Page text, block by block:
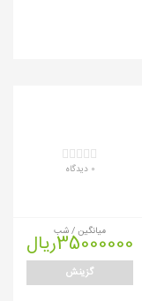
0 دیدگاه
میانگین / شب
35000000ریال
گزینش